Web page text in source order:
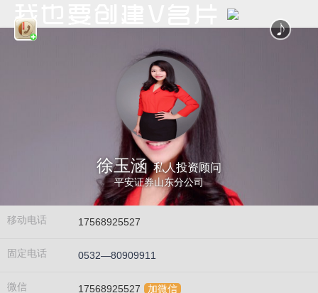
徐玉涵 私人投资顾问
平安证券山东分公司
移动电话 17568925527
固定电话 0532—80909911
微信 17568925527 加微信